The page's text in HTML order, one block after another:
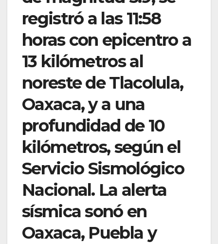
registró a las 11:58
horas con epicentro a
13 kilómetros al
noreste de Tlacolula,
Oaxaca, y a una
profundidad de 10
kilómetros, según el
Servicio Sismológico
Nacional. La alerta
sísmica sonó en
Oaxaca, Puebla y